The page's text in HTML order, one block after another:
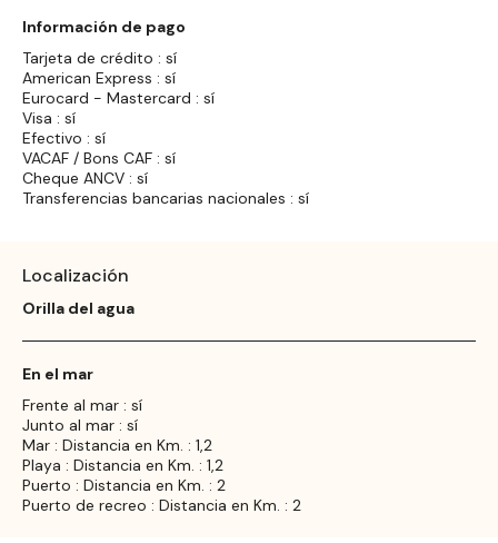
Información de pago
Tarjeta de crédito : sí
American Express : sí
Eurocard - Mastercard : sí
Visa : sí
Efectivo : sí
VACAF / Bons CAF : sí
Cheque ANCV : sí
Transferencias bancarias nacionales : sí
Localización
Orilla del agua
En el mar
Frente al mar : sí
Junto al mar : sí
Mar : Distancia en Km. : 1,2
Playa : Distancia en Km. : 1,2
Puerto : Distancia en Km. : 2
Puerto de recreo : Distancia en Km. : 2